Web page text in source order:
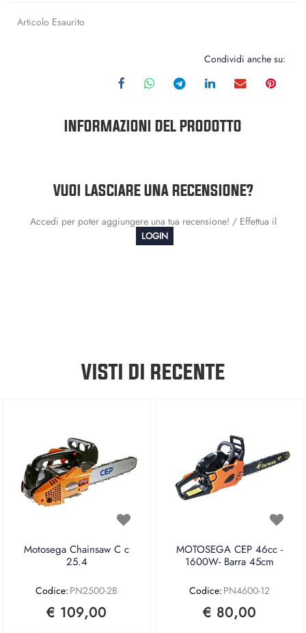
Articolo Esaurito
Condividi anche su:
INFORMAZIONI DEL PRODOTTO
VUOI LASCIARE UNA RECENSIONE?
Accedi per poter aggiungere una tua recensione! / Effettua il
LOGIN
VISTI DI RECENTE
Motosega Chainsaw C c
25.4
Codice: PN2500-2B
€ 109,00
MOTOSEGA CEP 46cc -
1600W- Barra 45cm
Codice: PN4600-12
€ 80,00